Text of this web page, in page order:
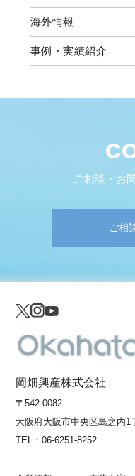
海外情報
事例・実績紹介
ご相談・お
ご相
岡畑興産株式会社
〒542-0082
大阪府大阪市中央区島之内1
TEL：06-6251-8252